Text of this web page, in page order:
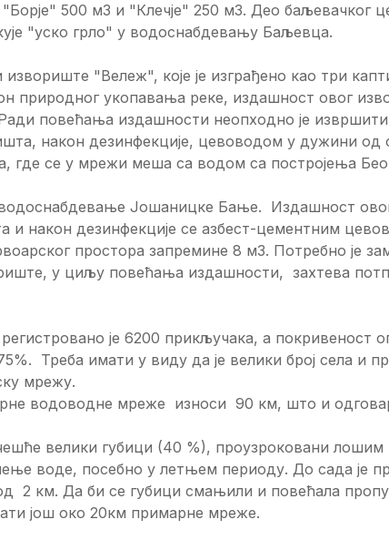
500 м3 и "Клечје" 250 м3. Део баљевачког
"уско грло" у водоснабдевању Баљевца.
"Вележ", које је изграђено као три
природног укопавања реке, издашност овог
повећања издашности неопходно је извршити
након дезинфекције, цевоводом у дужини од
се у мрежи меша са водом са постројења
Јошаницке Бање. Издашност овог
и након дезинфекције се азбест-цементним
простора запремине 8 м3. Потребно је
у циљу повећања издашности, захтева
је 6200 прикључака, а покривеност
Треба имати у виду да је велики број села и
мрежу.
водоводне мреже износи 90 км, што и
велики губици (40 %), проузроковани лошим
воде, посебно у летњем периоду. До сада је
2 км. Да би се губици смањили и повећала
још око 20км примарне мреже.